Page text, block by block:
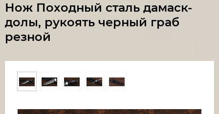
Нож Походный сталь дамаск-
долы, рукоять черный граб
резной